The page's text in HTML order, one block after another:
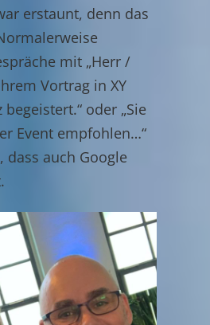
erstaunt, denn das
mit „Herr /
Vortrag in XY
oder „Sie
Event empfohlen…“
dass auch Google